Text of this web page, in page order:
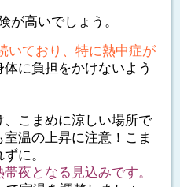
が高いでしょう。
いており、特に熱中症が
に負担をかけないよう
こまめに涼しい場所で
温の上昇に注意！こま
に。
夜となる見込みです。